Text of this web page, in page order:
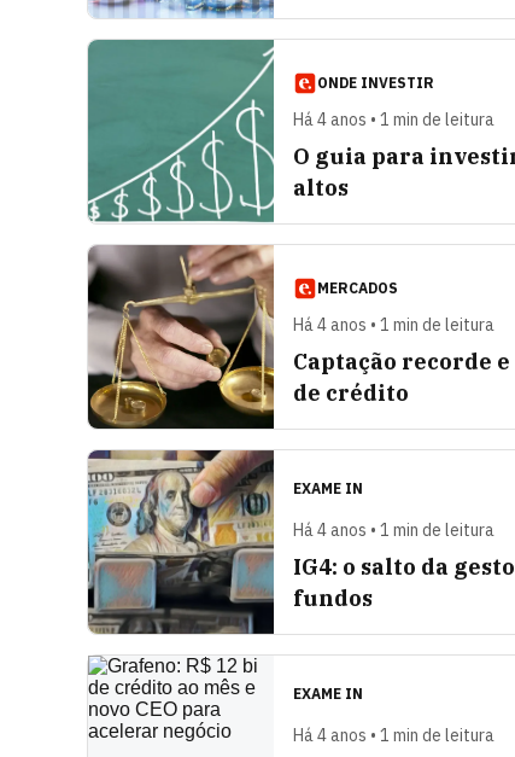
ONDE INVESTIR
Há 4 anos • 1 min de leitura
O guia para
altos
MERCADOS
Há 4 anos • 1 min de leitura
Captação recorde
de crédito
EXAME IN
Há 4 anos • 1 min de leitura
IG4: o salto da
fundos
EXAME IN
Há 4 anos • 1 min de leitura